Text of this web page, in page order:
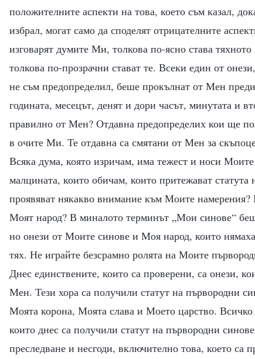
положителните аспекти на това, което съм казал,
избрал, могат само да споделят отрицателните
изговарят думите Ми, толкова по-ясно става
толкова по-прозрачни стават те. Всеки един от
не съм предопределил, беше прокълнат от Мен
годината, месецът, денят и дори часът, минутата и
правилно от Мен? Отдавна предопределих кои ще
в очите Ми. Те отдавна са смятани от Мен за
Всяка дума, която изричам, има тежест и носи
малцината, които обичам, които притежават
проявяват някакво внимание към Моите
Моят народ? В миналото терминът „Мои синове“
но онези от Моите синове и Моя народ, които
тях. Не играйте безсрамно ролята на Моите
Днес единствените, които са проверени, са онези,
Мен. Тези хора са получили статут на първородни
Моята корона, Моята слава и Моето царство.
които днес са получили статут на първородни
преследване и несгоди, включително това, което са